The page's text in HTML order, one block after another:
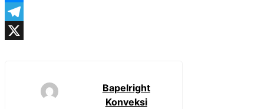
Messenger
Telegram
Bapelright
Konveksi